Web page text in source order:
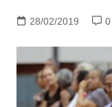
28/02/2019 0